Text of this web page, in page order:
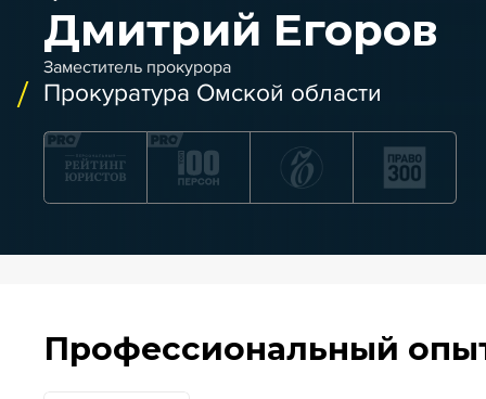
Дмитрий Егоров
Заместитель прокурора
Прокуратура Омской области
Профессиональный